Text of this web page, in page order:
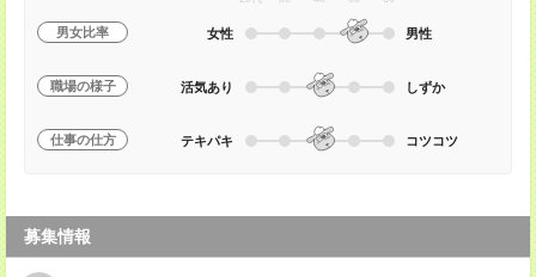
男女比率 女性 男性
職場の様子 活気あり しずか
仕事の仕方 テキパキ コツコツ
募集情報